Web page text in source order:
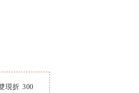
現折 300